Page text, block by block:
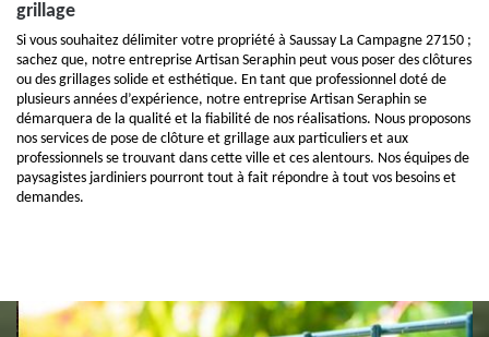
grillage
Si vous souhaitez délimiter votre propriété à Saussay La Campagne 27150 ;
sachez que, notre entreprise Artisan Seraphin peut vous poser des clôtures
ou des grillages solide et esthétique. En tant que professionnel doté de
plusieurs années d’expérience, notre entreprise Artisan Seraphin se
démarquera de la qualité et la fiabilité de nos réalisations. Nous proposons
nos services de pose de clôture et grillage aux particuliers et aux
professionnels se trouvant dans cette ville et ces alentours. Nos équipes de
paysagistes jardiniers pourront tout à fait répondre à tout vos besoins et
demandes.